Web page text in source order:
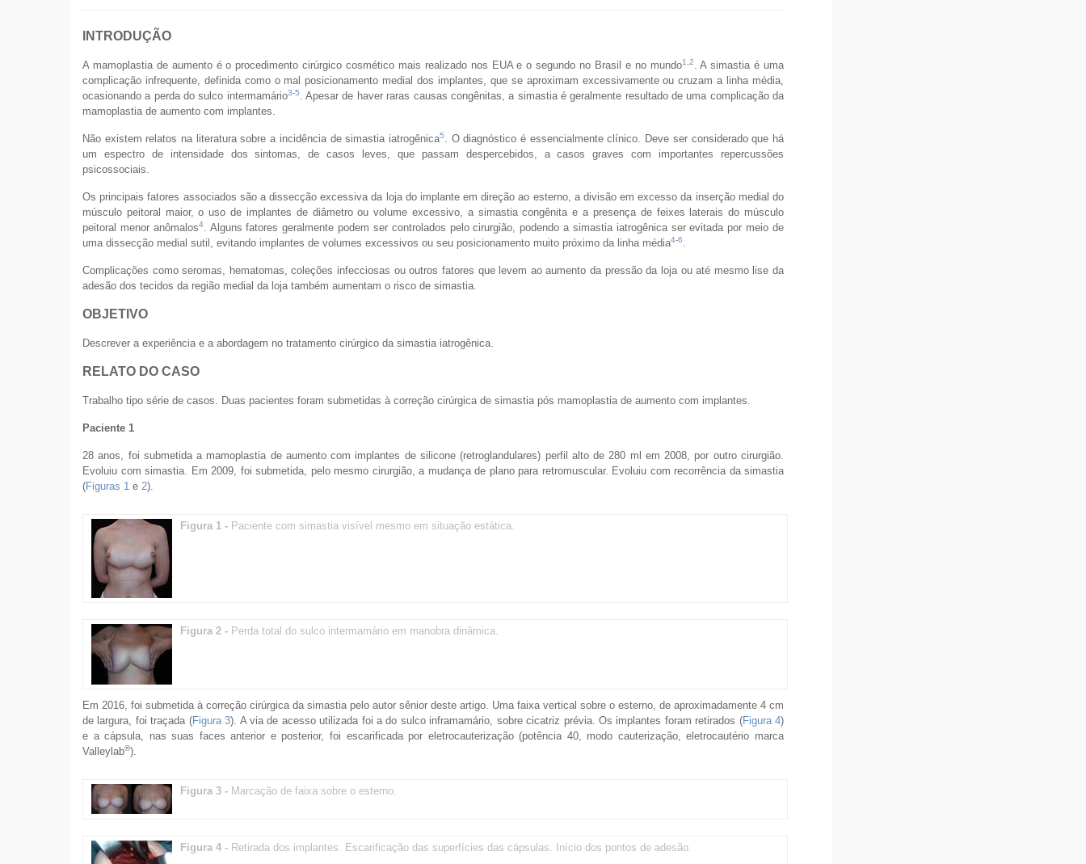
INTRODUÇÃO
A mamoplastia de aumento é o procedimento cirúrgico cosmético mais realizado nos EUA e o segundo no Brasil e no mundo1,2. A simastia é uma
complicação infrequente, definida como o mal posicionamento medial dos implantes, que se aproximam excessivamente ou cruzam a linha média,
ocasionando a perda do sulco intermamário3-5. Apesar de haver raras causas congênitas, a simastia é geralmente resultado de uma complicação da
mamoplastia de aumento com implantes.
Não existem relatos na literatura sobre a incidência de simastia iatrogênica5. O diagnóstico é essencialmente clínico. Deve ser considerado que há
um espectro de intensidade dos sintomas, de casos leves, que passam despercebidos, a casos graves com importantes repercussões
psicossociais.
Os principais fatores associados são a dissecção excessiva da loja do implante em direção ao esterno, a divisão em excesso da inserção medial do
músculo peitoral maior, o uso de implantes de diâmetro ou volume excessivo, a simastia congênita e a presença de feixes laterais do músculo
peitoral menor anômalos4. Alguns fatores geralmente podem ser controlados pelo cirurgião, podendo a simastia iatrogênica ser evitada por meio de
uma dissecção medial sutil, evitando implantes de volumes excessivos ou seu posicionamento muito próximo da linha média4-6.
Complicações como seromas, hematomas, coleções infecciosas ou outros fatores que levem ao aumento da pressão da loja ou até mesmo lise da
adesão dos tecidos da região medial da loja também aumentam o risco de simastia.
OBJETIVO
Descrever a experiência e a abordagem no tratamento cirúrgico da simastia iatrogênica.
RELATO DO CASO
Trabalho tipo série de casos. Duas pacientes foram submetidas à correção cirúrgica de simastia pós mamoplastia de aumento com implantes.
Paciente 1
28 anos, foi submetida a mamoplastia de aumento com implantes de silicone (retroglandulares) perfil alto de 280 ml em 2008, por outro cirurgião.
Evoluiu com simastia. Em 2009, foi submetida, pelo mesmo cirurgião, a mudança de plano para retromuscular. Evoluiu com recorrência da simastia
(Figuras 1 e 2).
Figura 1 - Paciente com simastia visível mesmo em situação estática.
Figura 2 - Perda total do sulco intermamário em manobra dinâmica.
Em 2016, foi submetida à correção cirúrgica da simastia pelo autor sênior deste artigo. Uma faixa vertical sobre o esterno, de aproximadamente 4 cm
de largura, foi traçada (Figura 3). A via de acesso utilizada foi a do sulco inframamário, sobre cicatriz prévia. Os implantes foram retirados (Figura 4)
e a cápsula, nas suas faces anterior e posterior, foi escarificada por eletrocauterização (potência 40, modo cauterização, eletrocautério marca
Valleylab®).
Figura 3 - Marcação de faixa sobre o esterno.
Figura 4 - Retirada dos implantes. Escarificação das superfícies das cápsulas. Início dos pontos de adesão.